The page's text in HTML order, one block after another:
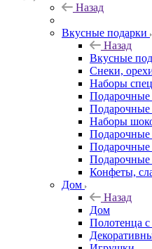
Назад
Вкусные подарки
Назад
Вкусные
Снеки,
Наборы
Подарочные
Подарочные
Наборы
Подарочные
Подарочные
Конфеты,
Дом
Назад
Дом
Полотенца